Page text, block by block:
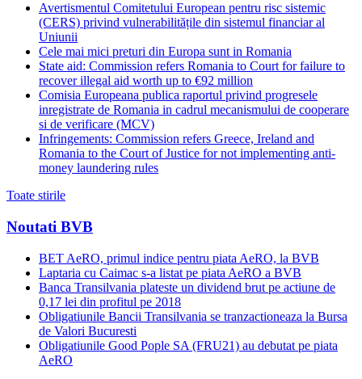
Avertismentul Comitetului European pentru risc sistemic
(CERS) privind vulnerabilitățile din sistemul financiar al
Uniunii
Cele mai mici preturi din Europa sunt in Romania
State aid: Commission refers Romania to Court for failure to
recover illegal aid worth up to €92 million
Comisia Europeana publica raportul privind progresele
inregistrate de Romania in cadrul mecanismului de cooperare
si de verificare (MCV)
Infringements: Commission refers Greece, Ireland and
Romania to the Court of Justice for not implementing anti-
money laundering rules
Toate stirile
Noutati BVB
BET AeRO, primul indice pentru piata AeRO, la BVB
Laptaria cu Caimac s-a listat pe piata AeRO a BVB
Banca Transilvania plateste un dividend brut pe actiune de
0,17 lei din profitul pe 2018
Obligatiunile Bancii Transilvania se tranzactioneaza la Bursa
de Valori Bucuresti
Obligatiunile Good Pople SA (FRU21) au debutat pe piata
AeRO